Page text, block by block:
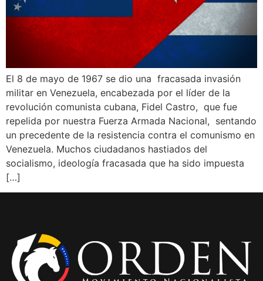
El ‎8 de mayo de 1967 se dio una fracasada invasión
militar en Venezuela, encabezada por el líder de la
revolución comunista cubana, Fidel Castro, que fue
repelida por nuestra Fuerza Armada Nacional, sentando
un precedente de la resistencia contra el comunismo en
Venezuela. Muchos ciudadanos hastiados del
socialismo, ideología fracasada que ha sido impuesta
[…]